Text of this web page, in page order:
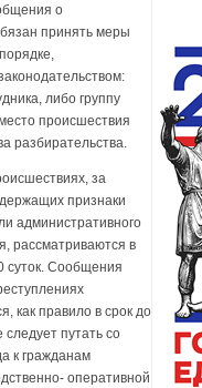
о
принять меры
либо группу
происшествия
разбирательства.
за
признаки
административного
рассматриваются в
суток. Сообщения
как правило в срок до
следует путать со
к гражданам
оперативной